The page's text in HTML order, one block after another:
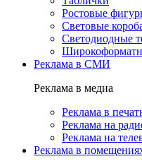
Ростовые
Световые
Светодиодные
Реклама в СМИ
Реклама в медиа
Реклама в
Реклама на
Реклама на
Реклама в